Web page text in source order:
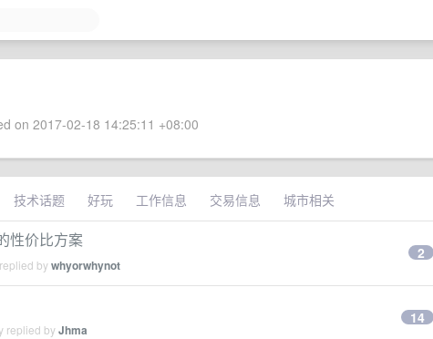
on 2017-02-18 14:25:11 +08:00
技术话题 好玩 工作信息 交易信息 城市相关
性价比方案
bywhyorwhynot
2
replied byJhma
14